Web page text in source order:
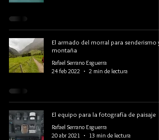
El armado del morral para senderismo y
montaña
Rafael Serrano Esguerra
24 feb 2022
2 min de lectura
El equipo para la fotografía de paisaje
Rafael Serrano Esguerra
20 abr 2021
13 min de lectura